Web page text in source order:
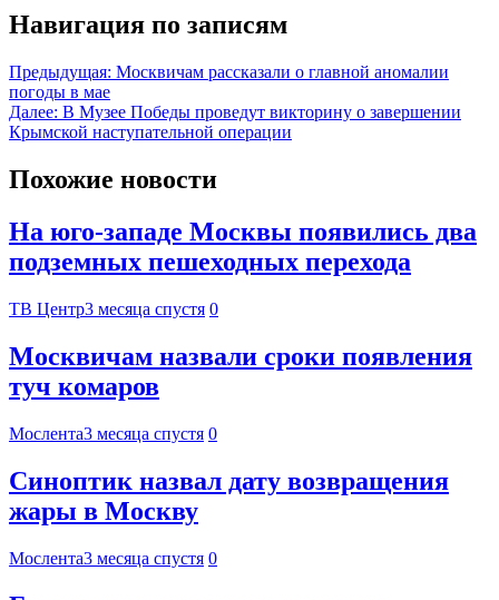
Навигация по записям
Предыдущая: Москвичам рассказали о главной аномалии
погоды в мае
Далее: В Музее Победы проведут викторину о завершении
Крымской наступательной операции
Похожие новости
На юго-западе Москвы появились два
подземных пешеходных перехода
ТВ Центр3 месяца спустя 0
Москвичам назвали сроки появления
туч комаров
Мослента3 месяца спустя 0
Синоптик назвал дату возвращения
жары в Москву
Мослента3 месяца спустя 0